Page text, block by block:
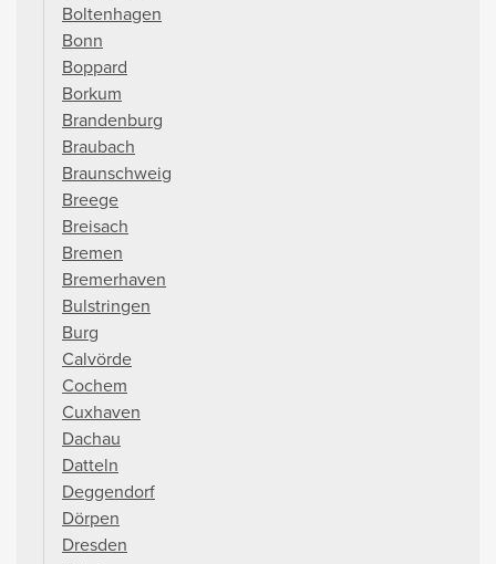
Boltenhagen
Bonn
Boppard
Borkum
Brandenburg
Braubach
Braunschweig
Breege
Breisach
Bremen
Bremerhaven
Bulstringen
Burg
Calvörde
Cochem
Cuxhaven
Dachau
Datteln
Deggendorf
Dörpen
Dresden